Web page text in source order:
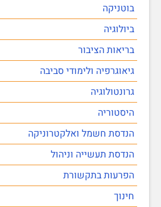
בוטניקה
ביולוגיה
בריאות הציבור
גיאוגרפיה ולימודי סביבה
גרונטולוגיה
היסטוריה
הנדסת חשמל ואלקטרוניקה
הנדסת תעשייה וניהול
הפרעות בתקשורת
חינוך